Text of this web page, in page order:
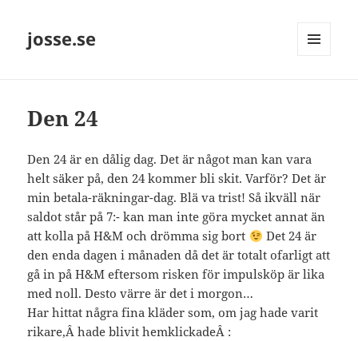
josse.se
Den 24
Den 24 är en dålig dag. Det är något man kan vara
helt säker på, den 24 kommer bli skit. Varför? Det är
min betala-räkningar-dag. Blä va trist! Så ikväll när
saldot står på 7:- kan man inte göra mycket annat än
att kolla på H&M och drömma sig bort
Det 24 är
den enda dagen i månaden då det är totalt ofarligt att
gå in på H&M eftersom risken för impulsköp är lika
med noll. Desto värre är det i morgon…
Har hittat några fina kläder som, om jag hade varit
rikare,Â hade blivit hemklickadeÂ :